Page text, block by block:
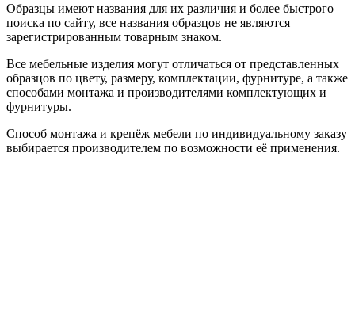
Образцы имеют названия для их различия и более быстрого
поиска по сайту, все названия образцов не являются
зарегистрированным товарным знаком.
Все мебельные изделия могут отличаться от представленных
образцов по цвету, размеру, комплектации, фурнитуре, а также
способами монтажа и производителями комплектующих и
фурнитуры.
Способ монтажа и крепёж мебели по индивидуальному заказу
выбирается производителем по возможности её применения.